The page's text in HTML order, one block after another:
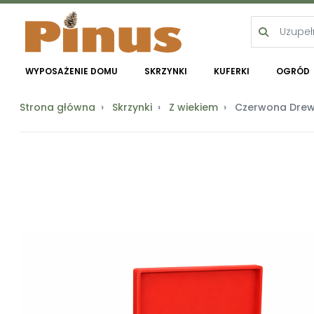
WYPOSAŻENIE DOMU SKRZYNKI KUFERKI OGRÓD
Strona główna Skrzynki Z wiekiem Czerwona